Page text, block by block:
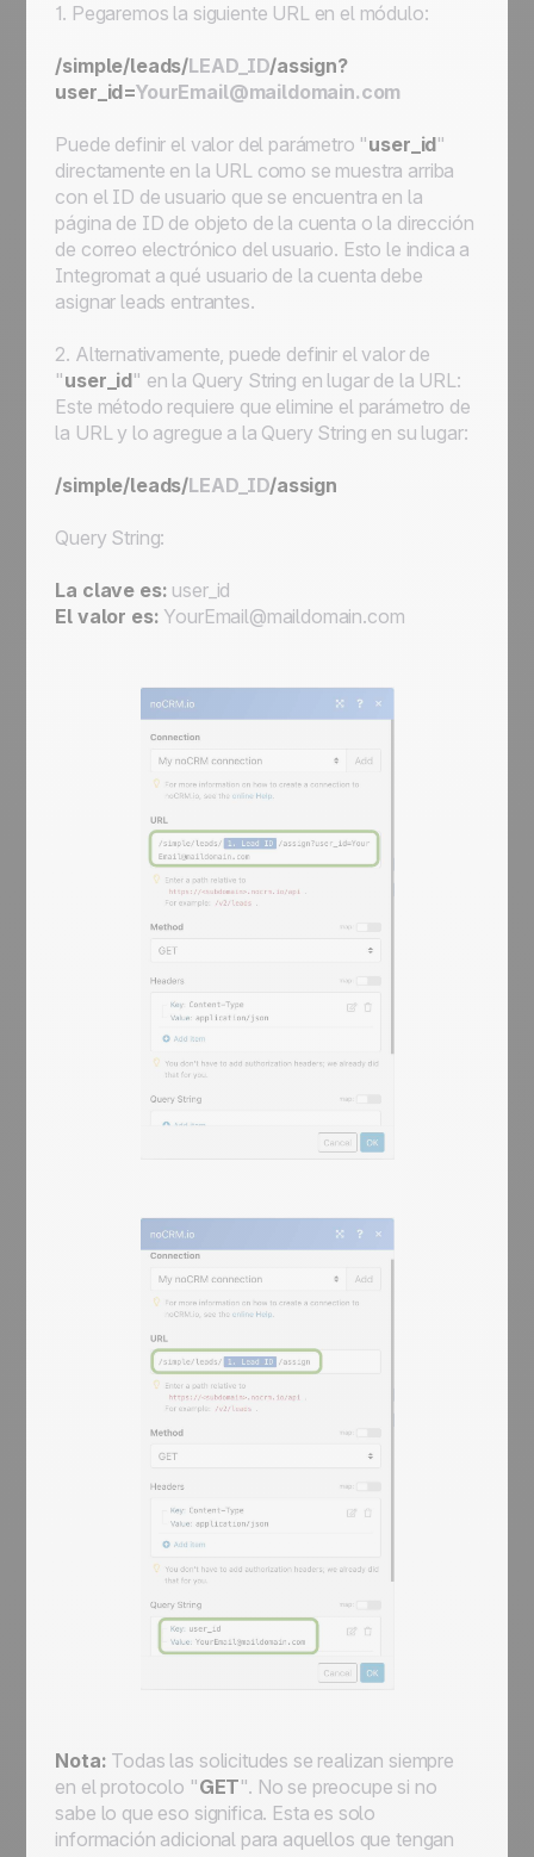
1. Pegaremos la siguiente URL en el módulo:
/simple/leads/LEAD_ID/assign?
user_id=YourEmail@maildomain.com
Puede definir el valor del parámetro "user_id"
directamente en la URL como se muestra arriba
con el ID de usuario que se encuentra en la
página de ID de objeto de la cuenta o la dirección
de correo electrónico del usuario. Esto le indica a
Integromat a qué usuario de la cuenta debe
asignar leads entrantes.
2. Alternativamente, puede definir el valor de
"user_id" en la Query String en lugar de la URL:
Este método requiere que elimine el parámetro de
la URL y lo agregue a la Query String en su lugar:
/simple/leads/LEAD_ID/assign
Query String:
La clave es: user_id
El valor es: YourEmail@maildomain.com
Nota: Todas las solicitudes se realizan siempre
en el protocolo "GET". No se preocupe si no
sabe lo que eso significa. Esta es solo
información adicional para aquellos que tengan